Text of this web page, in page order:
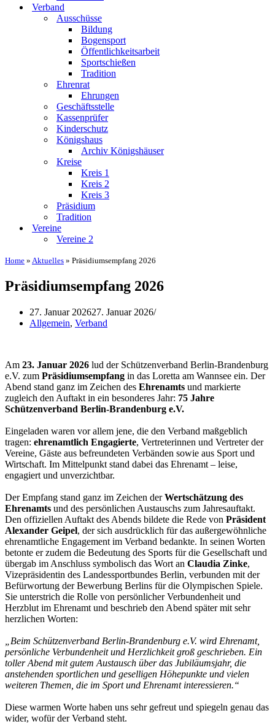
Verband
Ausschüsse
Bildung
Bogensport
Öffentlichkeitsarbeit
Sportschießen
Tradition
Ehrenrat
Ehrungen
Geschäftsstelle
Kassenprüfer
Kinderschutz
Königshaus
Archiv Königshäuser
Kreise
Kreis 1
Kreis 2
Kreis 3
Präsidium
Tradition
Vereine
Vereine 2
Home » Aktuelles » Präsidiumsempfang 2026
Präsidiumsempfang 2026
27. Januar 202627. Januar 2026
Allgemein, Verband
Am 23. Januar 2026 lud der Schützenverband Berlin-Brandenburg
e.V. zum Präsidiumsempfang in das Loretta am Wannsee ein. Der
Abend stand ganz im Zeichen des Ehrenamts und markierte
zugleich den Auftakt in ein besonderes Jahr: 75 Jahre
Schützenverband Berlin-Brandenburg e.V.
Eingeladen waren vor allem jene, die den Verband maßgeblich
tragen: ehrenamtlich Engagierte, Vertreterinnen und Vertreter der
Vereine, Gäste aus befreundeten Verbänden sowie aus Sport und
Wirtschaft. Im Mittelpunkt stand dabei das Ehrenamt – leise,
engagiert und unverzichtbar.
Der Empfang stand ganz im Zeichen derWertschätzung des
Ehrenamts und des persönlichen Austauschs zum Jahresauftakt.
Den offiziellen Auftakt des Abends bildete die Rede von Präsident
Alexander Geipel, der sich ausdrücklich für das außergewöhnliche
ehrenamtliche Engagement im Verband bedankte. In seinen Worten
betonte er zudem die Bedeutung des Sports für die Gesellschaft und
übergab im Anschluss symbolisch das Wort an Claudia Zinke,
Vizepräsidentin des Landessportbundes Berlin, verbunden mit der
Befürwortung der Bewerbung Berlins für die Olympischen Spiele.
Sie unterstrich die Rolle von persönlicher Verbundenheit und
Herzblut im Ehrenamt und beschrieb den Abend später mit sehr
herzlichen Worten:
„Beim Schützenverband Berlin-Brandenburg e.V. wird Ehrenamt,
persönliche Verbundenheit und Herzlichkeit groß geschrieben. Ein
toller Abend mit gutem Austausch über das Jubiläumsjahr, die
anstehenden sportlichen und geselligen Höhepunkte und vielen
weiteren Themen, die im Sport und Ehrenamt interessieren.“
Diese warmen Worte haben uns sehr gefreut und spiegeln genau das
wider, wofür der Verband steht.